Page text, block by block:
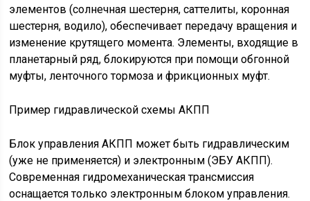
элементов (солнечная шестерня, саттелиты, коронная
шестерня, водило), обеспечивает передачу вращения и
изменение крутящего момента. Элементы, входящие в
планетарный ряд, блокируются при помощи обгонной
муфты, ленточного тормоза и фрикционных муфт.
Пример гидравлической схемы АКПП
Блок управления АКПП может быть гидравлическим
(уже не применяется) и электронным (ЭБУ АКПП).
Современная гидромеханическая трансмиссия
оснащается только электронным блоком управления.